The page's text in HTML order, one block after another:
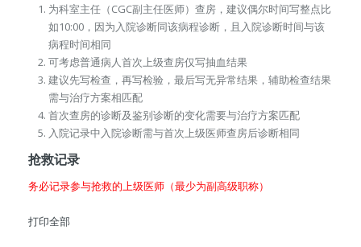
为科室主任（CGC副主任医师）查房，建议偶尔时间写整点比
如10:00，因为入院诊断同该病程诊断，且入院诊断时间与该
病程时间相同
可考虑普通病人首次上级查房仅写抽血结果
建议先写检查，再写检验，最后写无异常结果，辅助检查结果
需与治疗方案相匹配
首次查房的诊断及鉴别诊断的变化需要与治疗方案匹配
入院记录中入院诊断需与首次上级医师查房后诊断相同
抢救记录
务必记录参与抢救的上级医师（最少为副高级职称）
打印全部